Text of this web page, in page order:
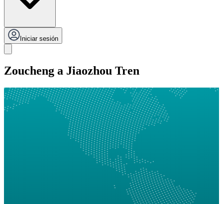
Iniciar sesión
Zoucheng a Jiaozhou Tren